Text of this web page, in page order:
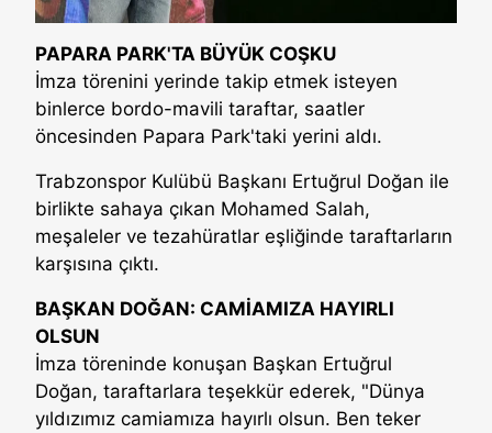
PAPARA PARK'TA BÜYÜK COŞKU
İmza törenini yerinde takip etmek isteyen
binlerce bordo-mavili taraftar, saatler
öncesinden Papara Park'taki yerini aldı.
Trabzonspor Kulübü Başkanı Ertuğrul Doğan ile
birlikte sahaya çıkan Mohamed Salah,
meşaleler ve tezahüratlar eşliğinde taraftarların
karşısına çıktı.
BAŞKAN DOĞAN: CAMİAMIZA HAYIRLI
OLSUN
İmza töreninde konuşan Başkan Ertuğrul
Doğan, taraftarlara teşekkür ederek, "Dünya
yıldızımız camiamıza hayırlı olsun. Ben teker